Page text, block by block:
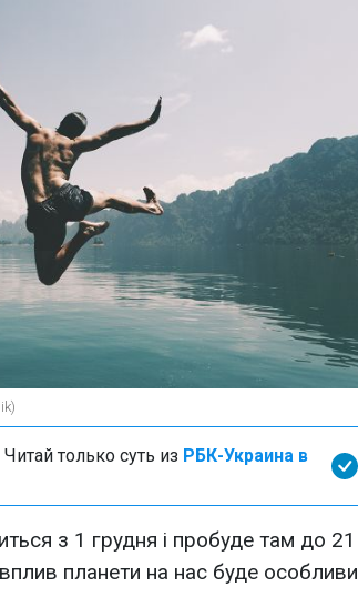
только суть из РБК-Украина в
з 1 грудня і пробуде там до 21
планети на нас буде